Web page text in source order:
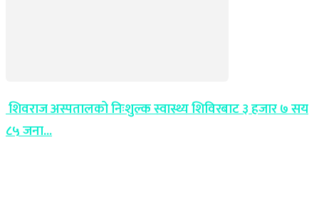
शिवराज अस्पतालको निःशुल्क स्वास्थ्य शिविरबाट ३ हजार ७ सय
८५ जना...